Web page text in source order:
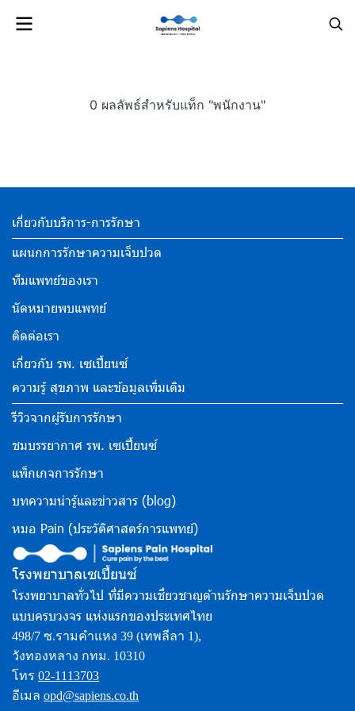
0 ผลลัพธ์สำหรับแท็ก "พนักงาน"
เกี่ยวกับบริการ-การรักษา
แผนกการรักษาความเจ็บปวด
ทีมแพทย์ของเรา
นัดหมายพบแพทย์
ติดต่อเรา
เกี่ยวกับ รพ. เซเปี้ยนซ์
ความรู้ สุขภาพ และข้อมูลเพิ่มเติม
รีวิวจากผู้รับการรักษา
ชมบรรยากาศ รพ. เซเปี้ยนซ์
แพ็กเกจการรักษา
บทความน่ารู้และข่าวสาร (blog)
หมอ Pain (ประวัติศาสตร์การแพทย์)
โรงพยาบาลเซเปี้ยนซ์
โรงพยาบาลทั่วไป ที่มีความเชี่ยวชาญด้านรักษาความเจ็บปวด
แบบครบวงจร แห่งแรกของประเทศไทย
498/7 ซ.รามคำแหง 39 (เทพลีลา 1),
วังทองหลาง กทม. 10310
โทร 02-1113703
อีเมล opd@sapiens.co.th